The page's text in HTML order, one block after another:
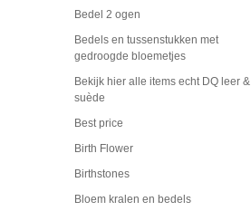
Bedel 2 ogen
Bedels en tussenstukken met
gedroogde bloemetjes
Bekijk hier alle items echt DQ leer &
suède
Best price
Birth Flower
Birthstones
Bloem kralen en bedels